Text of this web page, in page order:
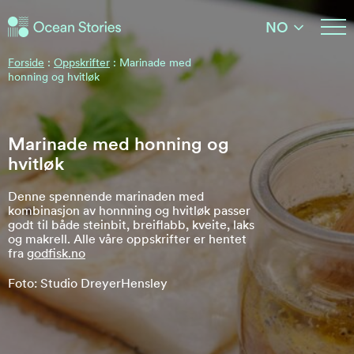
Ocean Stories
NO
Forside : Oppskrifter : Marinade med
honning og hvitløk
Marinade med honning og
hvitløk
Denne spennende marinaden med
kombinasjon av honnning og hvitløk passer
godt til både steinbit, breiflabb, kveite, laks
og makrell. Alle våre oppskrifter er hentet
fra godfisk.no
Foto: Studio DreyerHensley